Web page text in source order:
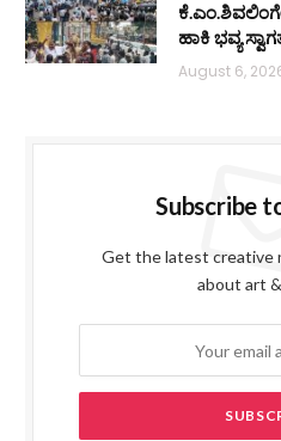
ಹಾಕಿ ಭವ್ಯ
August 6,
Subscribe
Get the latest creative
about art